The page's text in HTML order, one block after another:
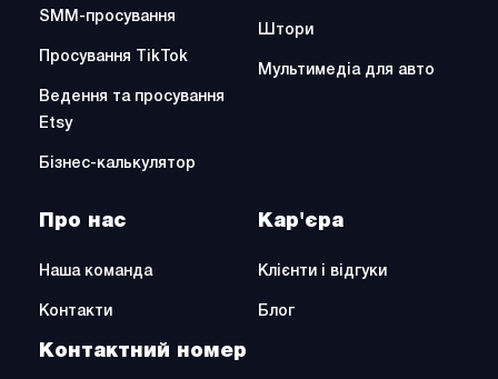
SMM-просування
Просування TikTok
Ведення та просування
Etsy
Бізнес-калькулятор
Штори
Мультимедіа для авто
Про нас
Наша команда
Контакти
Кар'єра
Клієнти і відгуки
Блог
Контактний номер